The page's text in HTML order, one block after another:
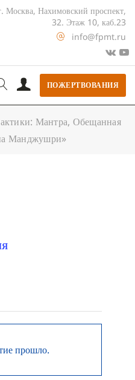
Москва, Нахимовский проспект,
32. Этаж 10, каб.23
info@fpmt.ru
ПОЖЕРТВОВАНИЯ
Мантра, Обещанная
Манджушри»
прошло.